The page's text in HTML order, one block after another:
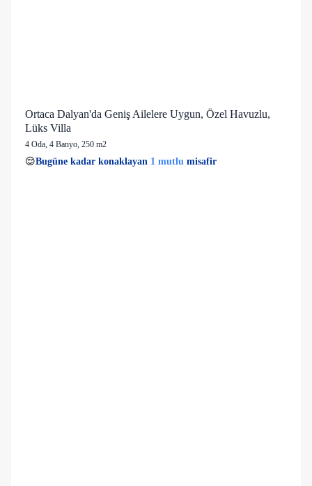
Ortaca Dalyan'da Geniş Ailelere Uygun, Özel Havuzlu,
Lüks Villa
4 Oda, 4 Banyo, 250 m2
👀Son 1 saatte26 kişigörüntüledi